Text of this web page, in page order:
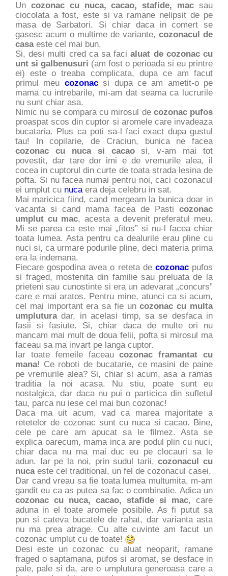
Un cozonac cu nuca, cacao, stafide, mac sau
ciocolata a fost, este si va ramane nelipsit de pe
masa de Sarbatori. Si chiar daca in comert se
gasesc acum o multime de variante, cozonacul de
casaeste cel mai bun.
Si, desi multi cred ca sa facialuat de cozonac cu
unt si galbenusuri (am fost o perioada si eu printre
ei) este o treaba complicata, dupa ce am facut
primul meu cozonacsi dupa ce am ametit-o pe
mama cu intrebarile, mi-am dat seama ca lucrurile
nu sunt chiar asa.
Nimic nu se compara cu mirosul de cozonac pufos
proaspat scos din cuptor si aromele care invadeaza
bucataria. Plus ca poti sa-l faci exact dupa gustul
tau! In copilarie, de Craciun, bunica ne facea
cozonac cu nuca si cacaosi, v-am mai tot
povestit, dar tare dor imi e de vremurile alea, il
cocea in cuptorul din curte de toata strada lesina de
pofta. Si nu facea numai pentru noi, caci cozonacul
ei umplut cu nucaera deja celebru in sat.
Mai maricica fiind, cand mergeam la bunica doar in
vacanta si cand mama facea de Pasti cozonac
umplut cu mac, acesta a devenit preferatul meu.
Mi se parea ca este mai „fitos” si nu-l facea chiar
toata lumea. Asta pentru ca dealurile erau pline cu
nuci si, ca urmare podurile pline, deci materia prima
era la indemana.
Fiecare gospodina avea o reteta de cozonacpufos
si fraged, mostenita din familie sau preluata de la
prieteni sau cunostinte si era un adevarat „concurs”
care e mai aratos. Pentru mine, atunci ca si acum,
cel mai important era sa fie uncozonac cu multa
umpluturadar, in acelasi timp, sa se desfaca in
fasii si fasiute. Si, chiar daca de multe ori nu
mancam mai mult de doua felii, pofta si mirosul ma
faceau sa ma invart pe langa cuptor.
Iar toate femeile faceaucozonac framantat cu
mana! Ce roboti de bucatarie, ce masini de paine
pe vremurile alea? Si, chiar si acum, asa a ramas
traditia la noi acasa. Nu stiu, poate sunt eu
nostalgica, dar daca nu pui o particica din sufletul
tau, parca nu iese cel mai bun cozonac!
Daca ma uit acum, vad ca marea majoritate a
retetelor de cozonac sunt cu nuca si cacao. Bine,
cele pe care am apucat sa le filmez. Asta se
explica oarecum, mama inca are podul plin cu nuci,
chiar daca nu ma mai duc eu pe clocauri sa le
adun. Iar pe la noi, prin sudul tarii,cozonacul cu
nuca este cel traditional, un fel de cozonacul casei.
Dar cand vreau sa fie toata lumea multumita, m-am
gandit eu ca as putea sa fac o combinatie. Adica un
cozonac cu nuca, cacao, stafide si mac, care
aduna in el toate aromele posibile. As fi putut sa
pun si cateva bucatele de rahat, dar varianta asta
nu ma prea atrage. Cu alte cuvinte am facut un
cozonac umplut cu de toate!
Desi este un cozonac cu aluat neoparit, ramane
fraged o saptamana, pufos si aromat, se desface in
pale, pale si da, are o umplutura generoasa care a